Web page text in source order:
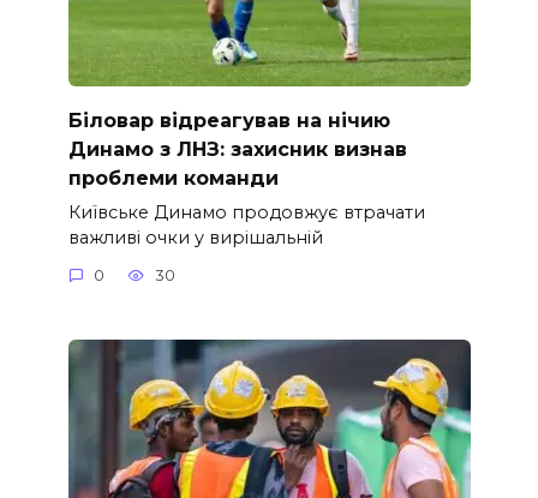
Біловар відреагував на нічию
Динамо з ЛНЗ: захисник визнав
проблеми команди
Київське Динамо продовжує втрачати
важливі очки у вирішальній
0 30